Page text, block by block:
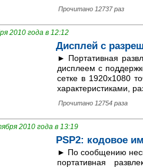
Прочитано 12737 раз
2010 года в 12:12
Дисплей с
► Портативная
дисплеем с
сетке в 1920x1080
характеристиками,
Прочитано 12754 раза
2010 года в 13:19
PSP2: кодовое
► По сообщению
портативная